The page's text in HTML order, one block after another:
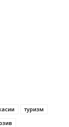
туризм